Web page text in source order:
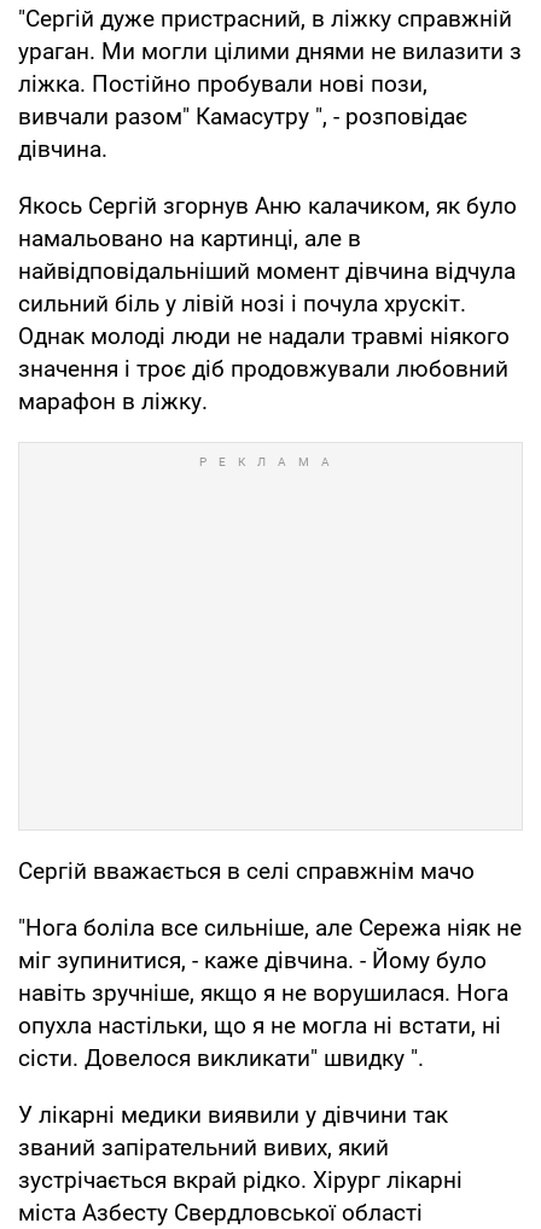
"Сергій дуже пристрасний, в ліжку справжній
ураган. Ми могли цілими днями не вилазити з
ліжка. Постійно пробували нові пози,
вивчали разом" Камасутру ", - розповідає
дівчина.
Якось Сергій згорнув Аню калачиком, як було
намальовано на картинці, але в
найвідповідальніший момент дівчина відчула
сильний біль у лівій нозі і почула хрускіт.
Однак молоді люди не надали травмі ніякого
значення і троє діб продовжували любовний
марафон в ліжку.
Сергій вважається в селі справжнім мачо
"Нога боліла все сильніше, але Сережа ніяк не
міг зупинитися, - каже дівчина. - Йому було
навіть зручніше, якщо я не ворушилася. Нога
опухла настільки, що я не могла ні встати, ні
сісти. Довелося викликати" швидку ".
У лікарні медики виявили у дівчини так
званий запірательний вивих, який
зустрічається вкрай рідко. Хірург лікарні
міста Азбесту Свердловської області